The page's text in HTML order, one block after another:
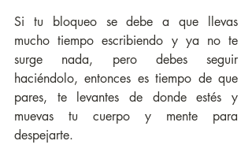
Si tu bloqueo se debe a que llevas
mucho tiempo escribiendo y ya no te
surge nada, pero debes seguir
haciéndolo, entonces es tiempo de que
pares, te levantes de donde estés y
muevas tu cuerpo y mente para
despejarte.